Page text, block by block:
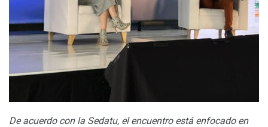
De acuerdo con la Sedatu, el encuentro está enfocado en